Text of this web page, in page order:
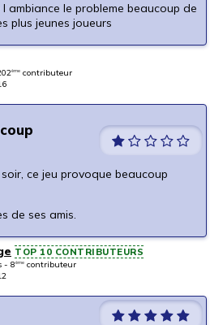
ambiance le probleme beaucoup de
plus jeunes joueurs
ème contributeur
ce jeu provoque beaucoup
de ses amis.
TOP 10 CONTRIBUTEURS
- 8ème contributeur